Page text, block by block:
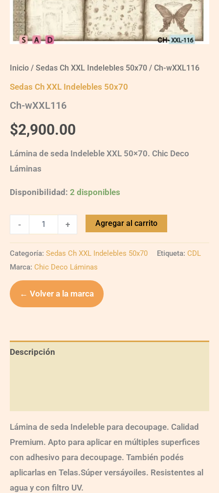
Inicio / Sedas Ch XXL Indelebles 50x70 / Ch-wXXL116
Sedas Ch XXL Indelebles 50x70
Ch-wXXL116
$2,900.00
Lámina de seda Indeleble XXL 50×70. Chic Deco
Láminas
Disponibilidad: 2 disponibles
- + Agregar al carrito
Categoría: Sedas Ch XXL Indelebles 50x70 Etiqueta: CDL
Marca: Chic Deco Láminas
← Volver a la marca
Descripción
Lámina de seda Indeleble para decoupage. Calidad
Premium. Apto para aplicar en múltiples superfices
con adhesivo para decoupage. También podés
aplicarlas en Telas.Súper versáyoiles. Resistentes al
agua y con filtro UV.